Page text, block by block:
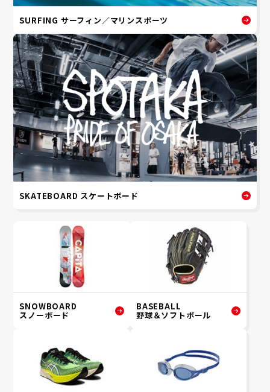
SURFING サーフィン／マリンスポーツ
SKATEBOARD スケートボード
SNOWBOARD
スノーボード
BASEBALL
野球＆ソフトボール